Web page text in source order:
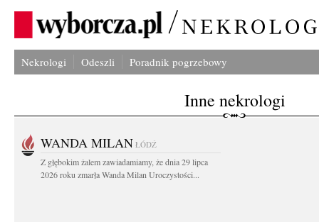
Nekrologi Odeszli Poradnik pogrzebowy
Inne nekrologi
WANDA MILAN ŁÓDŹ
Z głębokim żalem zawiadamiamy, że dnia 29 lipca
2026 roku zmarła Wanda Milan Uroczystości...